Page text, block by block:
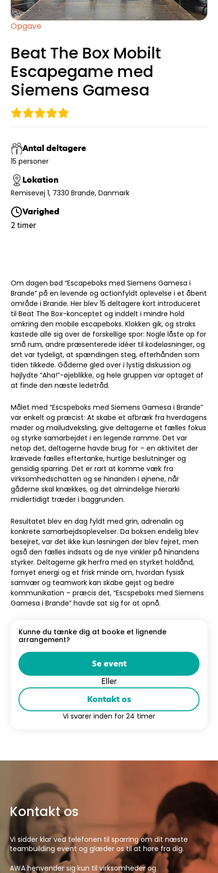
Opgave
Beat The Box Mobilt
Escapegame med
Siemens Gamesa
Antal deltagere
15 personer
Lokation
Remisevej 1, 7330 Brande, Danmark
Varighed
2 timer
Om dagen bød “Escapeboks med Siemens Gamesa i
Brande” på en levende og actionfyldt oplevelse i et åbent
område i Brande. Her blev 15 deltagere kort introduceret
til Beat The Box-konceptet og inddelt i mindre hold
omkring den mobile escapeboks. Klokken gik, og straks
kastede alle sig over de forskellige spor: Nogle låste op for
små rum, andre præsenterede idéer til kodeløsninger, og
det var tydeligt, at spændingen steg, efterhånden som
tiden tikkede. Gåderne gled over i lystig diskussion og
højlydte “Aha!”-øjeblikke, og hele gruppen var optaget af
at finde den næste ledetråd.
Målet med “Escspeboks med Siemens Gamesa i Brande”
var enkelt og præcist: At skabe et afbræk fra hverdagens
møder og mailudveksling, give deltagerne et fælles fokus
og styrke samarbejdet i en legende ramme. Det var
netop det, deltagerne havde brug for – en aktivitet der
krævede fælles eftertanke, hurtige beslutninger og
gensidig sparring. Det er rart at komme væk fra
virksomhedschatten og se hinanden i øjnene, når
gåderne skal knækkes, og det almindelige hierarki
midlertidigt træder i baggrunden.
Resultatet blev en dag fyldt med grin, adrenalin og
konkrete samarbejdsoplevelser. Da boksen endelig blev
besejret, var det ikke kun løsningen der blev fejret, men
også den fælles indsats og de nye vinkler på hinandens
styrker. Deltagerne gik herfra med en styrket holdånd,
fornyet energi og et frisk minde om, hvordan fysisk
samvær og teamwork kan skabe gejst og bedre
kommunikation – præcis det, “Escspeboks med Siemens
Gamesa i Brande” havde sat sig for at opnå.
Kunne du tænke dig at booke et lignende
arrangement?
Se event
Eller
Kontakt os
Vi svarer inden for 24 timer
Kontakt os
Vi sidder klar ved telefonen til sparring om dit næste
teambuilding event og glæder os til at høre fra dig.
AWA henvender sig kun til virksomheder og